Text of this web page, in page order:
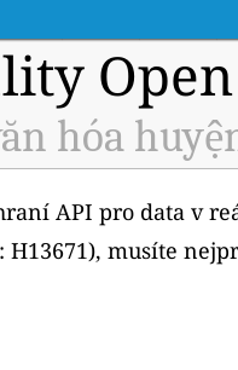
hóa
API pro data v
musíte